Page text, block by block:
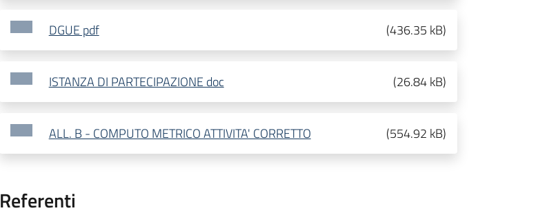
DGUE pdf (436.35 kB)
ISTANZA DI PARTECIPAZIONE doc (26.84 kB)
ALL. B - COMPUTO METRICO ATTIVITA' CORRETTO (554.92 kB)
Referenti